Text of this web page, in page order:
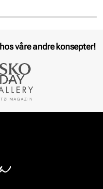
våre andre konsepter!